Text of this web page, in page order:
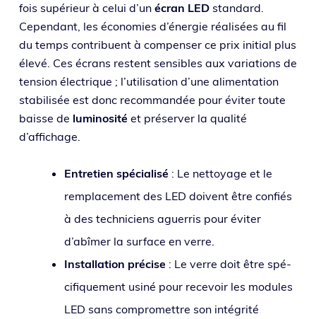
fois supé­rieur à celui d’un écran LEDstan­dard.
Cependant, les éco­no­mies d’énergie réa­li­sées au fil
du temps contri­buent à com­pen­ser ce prix ini­tial plus
éle­vé. Ces écrans res­tent sen­sibles aux varia­tions de
ten­sion élec­trique ; l’utilisation d’une ali­men­ta­tion
sta­bi­li­sée est donc recom­man­dée pour évi­ter toute
baisse de lumi­no­si­té et pré­ser­ver la qua­li­té
d’affichage.
Entretien spé­cia­li­sé : Le net­toyage et le
rem­pla­ce­ment des LED doivent être confiés
à des tech­ni­ciens aguer­ris pour évi­ter
d’abîmer la sur­face en verre.
Installation pré­cise : Le verre doit être spé­
ci­fi­que­ment usi­né pour rece­voir les modules
LED sans com­pro­mettre son inté­gri­té